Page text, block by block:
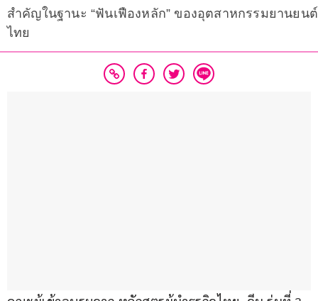
สำคัญในฐานะ “ฟันเฟืองหลัก” ของอุตสาหกรรมยานยนต์
ไทย